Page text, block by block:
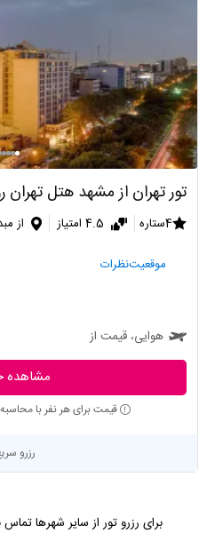
تور تهران از مشهد هتل تهران
4ستاره 4.5 امتیاز از
موقعیتنظرات
هوایی، قیمت از
مشاهده
قیمت برای هر نفر با
رزرو
برای رزرو تور از سایر شهرها تماس